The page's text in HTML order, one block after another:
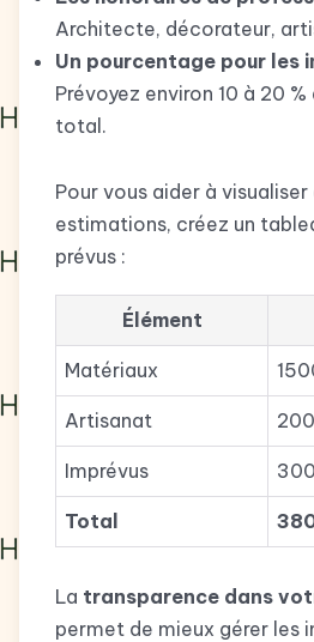
Architecte, décorateur,
Un pourcentage pour les
Prévoyez environ 10 à 20
total.
Pour vous aider à
estimations, créez un
prévus :
Élément
Matériaux
Artisanat
Imprévus
Total
La transparence dans
permet de mieux gérer les